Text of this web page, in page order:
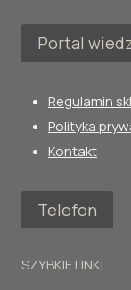
Portal
Regulamin
Polityka
Kontakt
Telefon
SZYBKIE LINKI